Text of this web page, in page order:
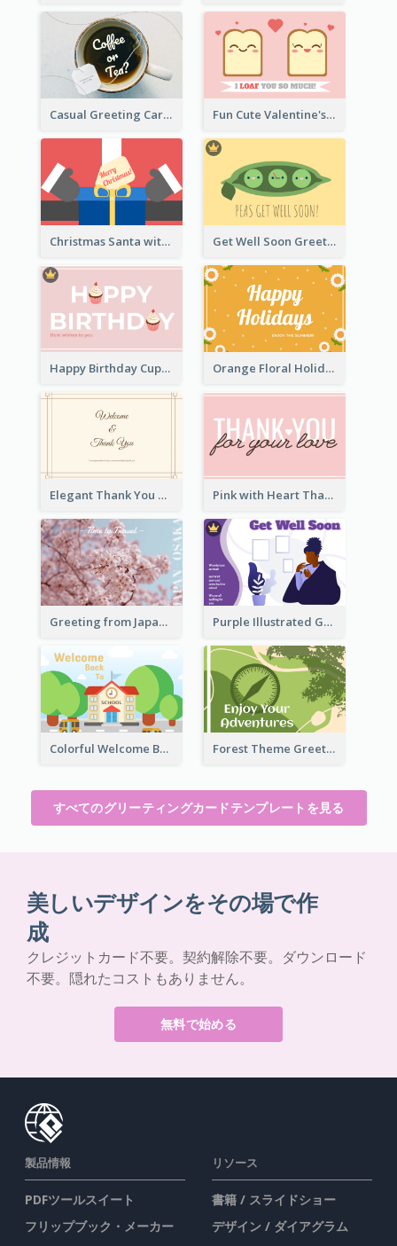
Casual Greeting Card Template Fun Cute Valentine's Day Celebration Card
Christmas Santa with Gift Greeting Card Get Well Soon Greeting Card
Happy Birthday Cupcake Card Orange Floral Holidays Celebration Card
Elegant Thank You Note Greeting Card Pink with Heart Thank You Card
Greeting from Japan Card Purple Illustrated Getting Well Soon Card With Messages
Colorful Welcome Back School Greeting Card Forest Theme Greeting Card
すべてのグリーティングカードテンプレートを見る
美しいデザインをその場で作
成
クレジットカード不要。契約解除不要。ダウンロード
不要。隠れたコストもありません。
無料で始める
製品情報
PDFツールスイート
フリップブック・メーカー
リソース
書籍 / スライドショー
デザイン / ダイアグラム